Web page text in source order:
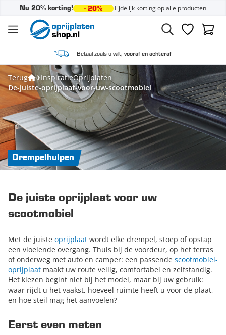
Nu 20% korting! - 20% Tijdelijk korting op alle producten
Ga naar de inhoud
Verlanglijst
Betaal zoals u wilt, vooraf en achteraf
Terug InspiratieOprijplaten
De-juiste-oprijplaat-voor-uw-scootmobiel
Drempelhulpen
De juiste oprijplaat voor uw
scootmobiel
Met de juiste oprijplaat wordt elke drempel, stoep of opstap
een vloeiende overgang. Thuis bij de voordeur, op het terras
of onderweg met auto en camper: een passende scootmobiel-
oprijplaat maakt uw route veilig, comfortabel en zelfstandig.
Het kiezen begint niet bij het model, maar bij uw gebruik:
waar rijdt u het vaakst, hoeveel ruimte heeft u voor de plaat,
en hoe steil mag het aanvoelen?
Eerst even meten